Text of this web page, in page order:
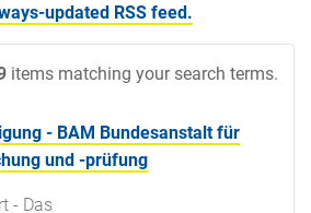
updated RSS feed.
items matching your search terms.
date (newest first)
- BAM Bundesanstalt für
und -prüfung
- Das